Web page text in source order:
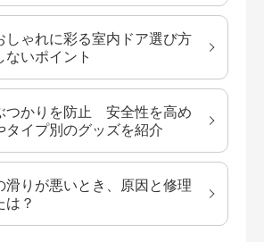
しゃれに彩る室内ドア選び方
ないポイント
つかりを防止 安全性を高め
タイプ別のグッズを紹介
滑りが悪いとき、原因と修理
は？